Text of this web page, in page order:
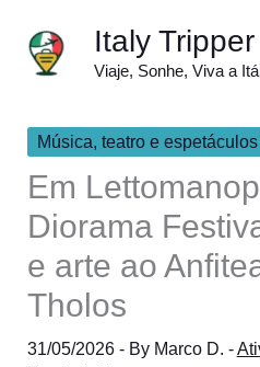
content
Italy Tripper
Viaje, Sonhe, Viva a
Música, teatro e espetáculos
Em
Diorama
e arte ao
Tholos
31/05/2026 - By Marco D. -